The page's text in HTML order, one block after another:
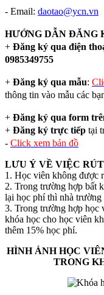
- Email: daotao@ycn.vn
HƯỚNG DẪN ĐĂNG
+ Đăng ký qua điện
0985349755
+ Đăng ký qua mẫu:
thông tin vào mẫu các
+ Đăng ký qua form
+ Đăng ký trực tiếp tại
- Click xem bản đồ
LƯU Ý VỀ VIỆC
1. Học viên không được
2. Trong trường hợp bất
lại học phí thì nhà
3. Trong trường hợp học
khóa học cho học viên
thêm 15% học phí.
HÌNH ẢNH HỌC
TRONG